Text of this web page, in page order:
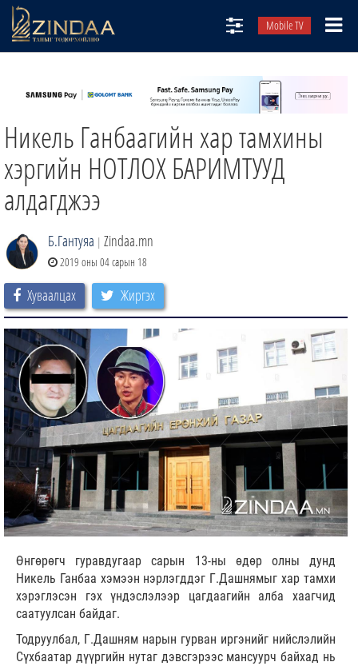
Mobile TV
ТВ8
ӨГЛӨӨНИЙ СОНИН
АУДИО ЗОХИОЛ
ЗИНДАА СЭТГҮҮЛ
Никель Ганбаагийн хар тамхины
хэргийн НОТЛОХ БАРИМТУУД
алдагджээ
Б.Гантуяа | Zindaa.mn
2019 оны 04 сарын 18
Хуваалцах Жиргэх
Өнгөрөгч гуравдугаар сарын 13-ны өдөр олны дунд
Никель Ганбаа хэмээн нэрлэгддэг Г.Дашнямыг хар тамхи
хэрэглэсэн гэх үндэслэлээр цагдаагийн алба хаагчид
саатуулсан байдаг.
Тодруулбал, Г.Дашням нарын гурван иргэнийг нийслэлийн
Сүхбаатар дүүргийн нутаг дэвсгэрээс мансуурч байхад нь